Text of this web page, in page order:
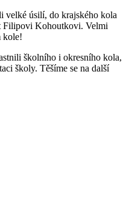
velké úsilí, do krajského kola
Filipovi Kohoutkovi. Velmi
kole!
školního i okresního kola,
školy. Těšíme se na další